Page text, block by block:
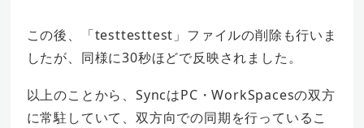
この後、「testtesttest」ファイルの削除も行いま
したが、同様に30秒ほどで反映されました。
以上のことから、SyncはPC・WorkSpacesの双方
に常駐していて、双方向での同期を行っているこ